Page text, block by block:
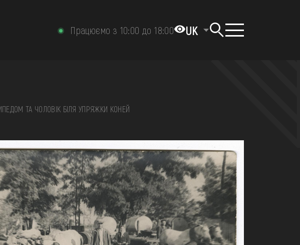
Працюємо з 10:00 до 18:00 UK
ТА ЧОЛОВІК БІЛЯ УПРЯЖКИ КОНЕЙ